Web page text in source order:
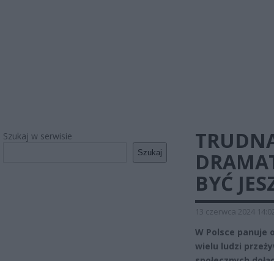
Szukaj w serwisie
Szukaj
BYĆ
13 czerwca 2024
W Polsce panuje
wielu ludzi